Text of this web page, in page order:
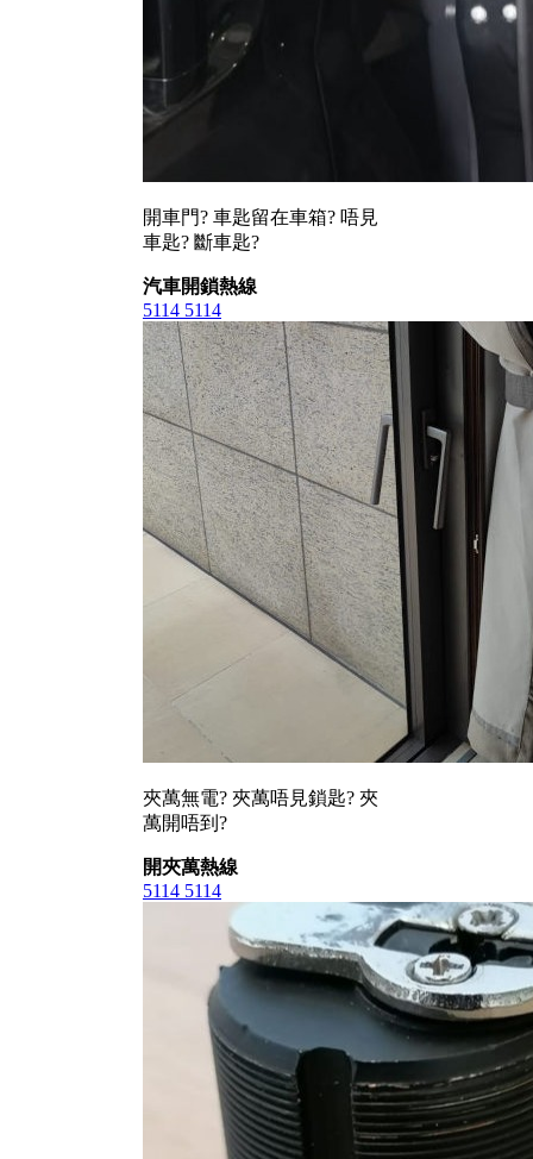
開車門? 車匙留在車箱? 唔見
車匙? 斷車匙?
汽車開鎖熱線
5114 5114
夾萬無電? 夾萬唔見鎖匙? 夾
萬開唔到?
開夾萬熱線
5114 5114